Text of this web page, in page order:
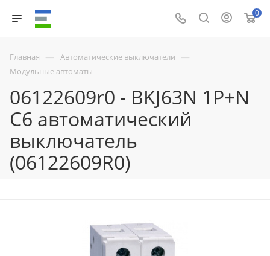
0
Главная — Автоматические выключатели —
Модульные автоматы
06122609r0 - BKJ63N 1P+N
C6 автоматический
выключатель
(06122609R0)